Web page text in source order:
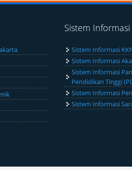
Sistem Informasi
Sistem Informasi
Sistem Informasi
Sistem Informasi
Pendidikan Tinggi
Sistem Informasi
Sistem Informasi